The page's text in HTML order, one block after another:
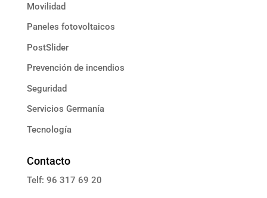
Movilidad
Paneles fotovoltaicos
PostSlider
Prevención de incendios
Seguridad
Servicios Germanía
Tecnología
Contacto
Telf: 96 317 69 20